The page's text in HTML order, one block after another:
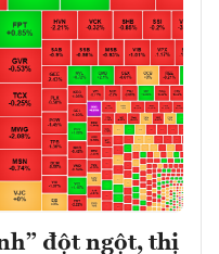
đột ngột, thị